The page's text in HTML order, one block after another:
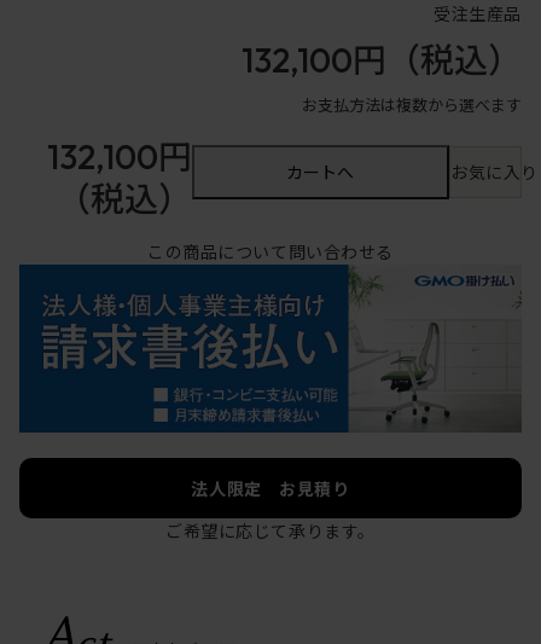
受注生産品
132,100円 （税込）
お支払方法は複数から選べます
132,100円
（税込）
カートへ お気に入
この商品について問い合わせる
法人限定 お見積り
ご希望に応じて承ります。